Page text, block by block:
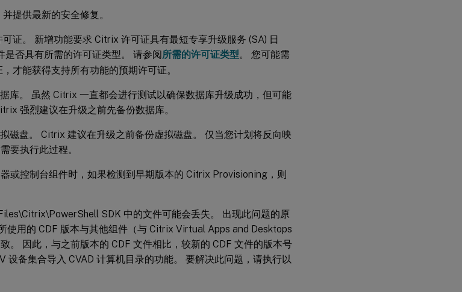
提供最新的安全修复。
证。 新增功能要求 Citrix 许可证具有最短专享升级服务 (SA) 日
是否具有所需的许可证类型。 请参阅所需的许可证类型。 您可能需
才能获得支持所有功能的预期许可证。
库。 虽然 Citrix 一直都会进行测试以确保数据库升级成功，但可能
强烈建议在升级之前先备份数据库。
磁盘。 Citrix 建议在升级之前备份虚拟磁盘。 仅当您计划将反向映
要执行此过程。
或控制台组件时，如果检测到早期版本的 Citrix Provisioning，则
SDK 中的文件可能会丢失。 出现此问题的原
使用的 CDF 版本与其他组件（与 Citrix Virtual Apps and Desktops
。 因此，与之前版本的 CDF 文件相比，较新的 CDF 文件的版本号
设备集合导入 CVAD 计算机目录的功能。 要解决此问题，请执行以